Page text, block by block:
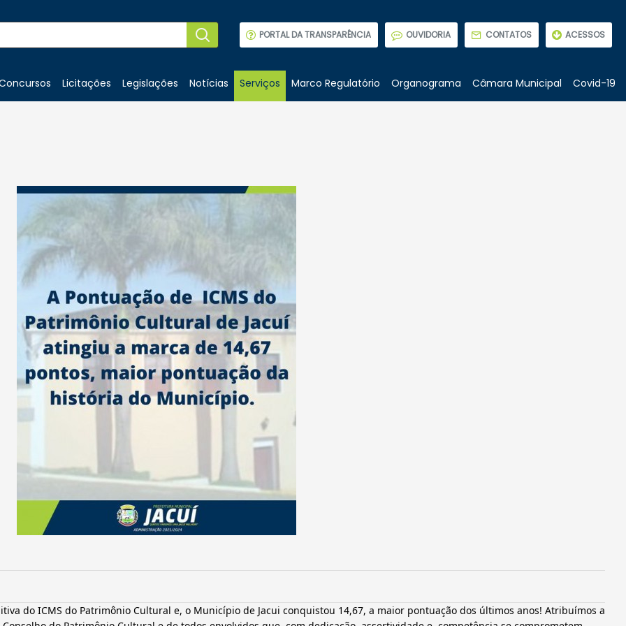
PORTAL DA TRANSPARÊNCIA OUVIDORIA CONTATOS ACESSOS
Licitações Legislações Notícias Serviços Marco Regulatório Organograma Câmara Municipal Covid-19
do ICMS do Patrimônio Cultural e, o Município de Jacui conquistou 14,67, a maior pontuação dos últimos anos! Atribuímos a